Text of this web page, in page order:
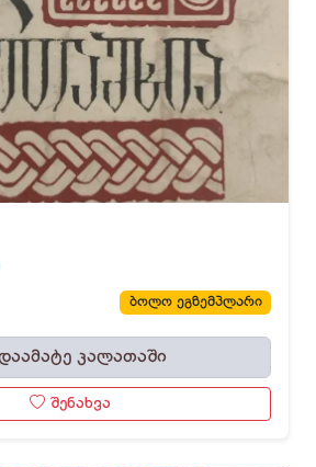
ბოლო ეგზემპლარი
კალათაში
შენახვა